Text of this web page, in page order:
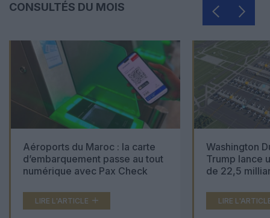
CONSULTÉS DU MOIS
Aéroports du Maroc : la carte
d’embarquement passe au tout
numérique avec Pax Check
LIRE L'ARTICLE
Washington
Trump lance
de 22,5
LIRE